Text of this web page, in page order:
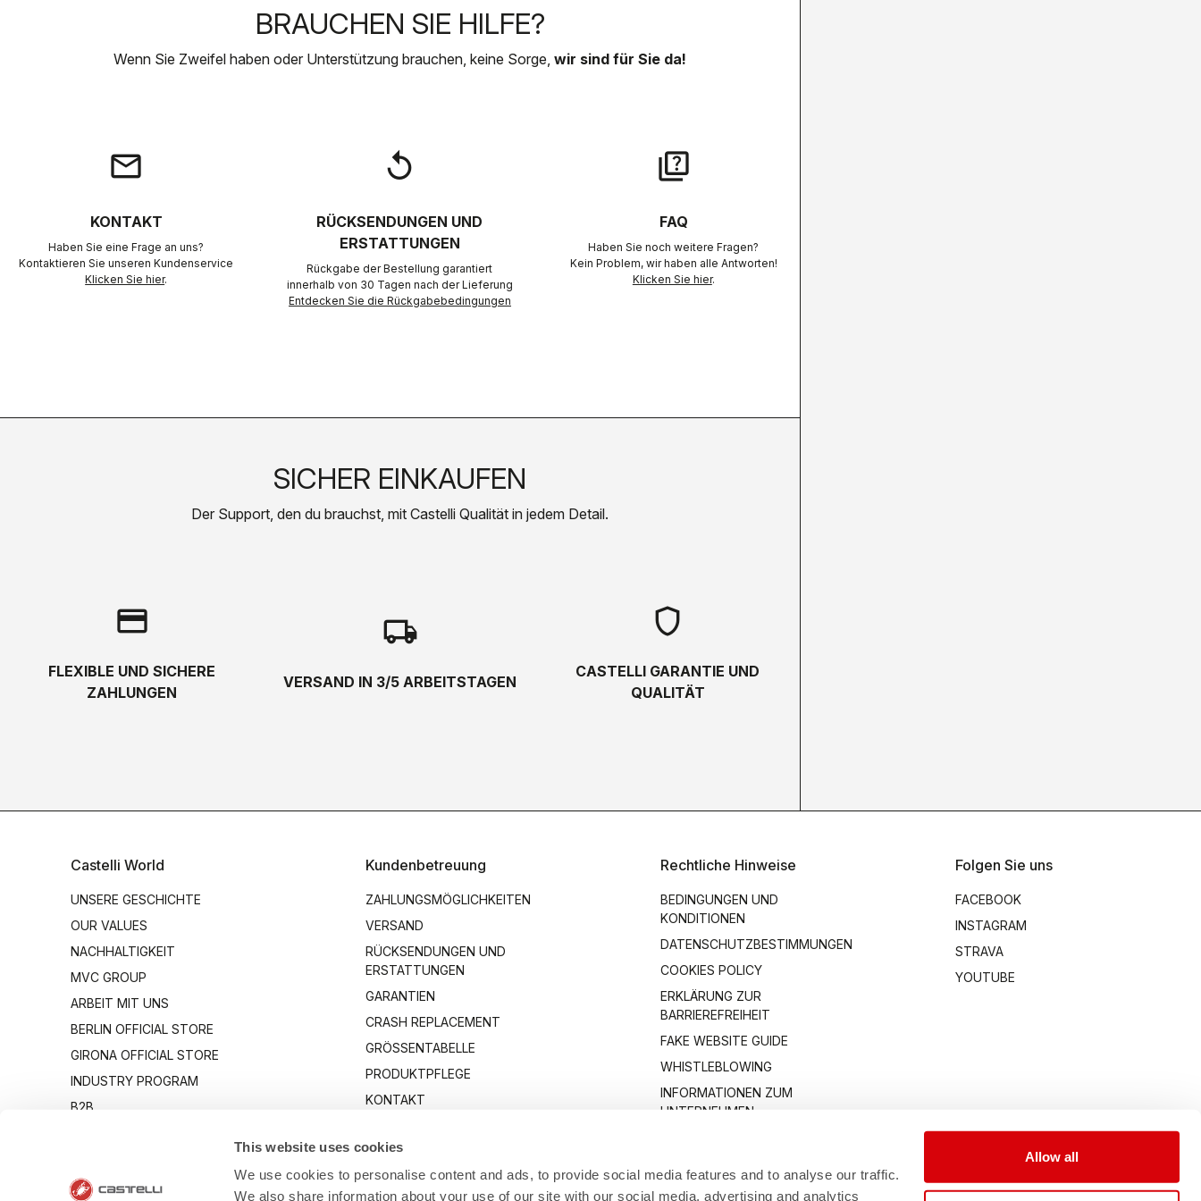
This website uses cookies
We use cookies to personalise content and ads, to provide social media features and to analyse our traffic.
We also share information about your use of our site with our social media, advertising and analytics
Allow all
BRAUCHEN SIE HILFE?
Wenn Sie Zweifel haben oder Unterstützung brauchen, keine Sorge, wir sind für Sie da!
email
KONTAKT
Haben Sie eine Frage an uns?
Kontaktieren Sie unseren Kundenservice
Klicken Sie hier.
replay
RÜCKSENDUNGEN UND
ERSTATTUNGEN
Rückgabe der Bestellung garantiert
innerhalb von 30 Tagen nach der Lieferung
Entdecken Sie die Rückgabebedingungen
quiz
FAQ
Haben Sie noch weitere Fragen?
Kein Problem, wir haben alle Antworten!
Klicken Sie hier.
SICHER EINKAUFEN
Der Support, den du brauchst, mit Castelli Qualität in jedem Detail.
credit_card
FLEXIBLE UND SICHERE
ZAHLUNGEN
local_shipping
VERSAND IN 3/5 ARBEITSTAGEN
shield
CASTELLI GARANTIE UND
QUALITÄT
Castelli World
UNSERE GESCHICHTE
OUR VALUES
NACHHALTIGKEIT
MVC GROUP
ARBEIT MIT UNS
BERLIN OFFICIAL STORE
GIRONA OFFICIAL STORE
INDUSTRY PROGRAM
B2B
Kundenbetreuung
ZAHLUNGSMÖGLICHKEITEN
VERSAND
RÜCKSENDUNGEN UND
ERSTATTUNGEN
GARANTIEN
CRASH REPLACEMENT
GRÖSSENTABELLE
PRODUKTPFLEGE
KONTAKT
Rechtliche Hinweise
BEDINGUNGEN UND
KONDITIONEN
DATENSCHUTZBESTIMMUNGEN
COOKIES POLICY
ERKLÄRUNG ZUR
BARRIEREFREIHEIT
FAKE WEBSITE GUIDE
WHISTLEBLOWING
INFORMATIONEN ZUM
UNTERNEHMEN
Folgen Sie uns
FACEBOOK
INSTAGRAM
STRAVA
YOUTUBE